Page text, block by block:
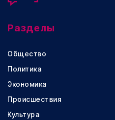
Разделы
Общество
Политика
Экономика
Происшествия
Культура